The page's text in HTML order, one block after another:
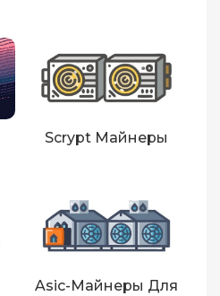
Scrypt Майнеры
Asic-Майнеры Для